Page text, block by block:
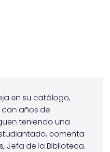
en su catálogo,
años de
teniendo una
comenta
Jefa de la Biblioteca.